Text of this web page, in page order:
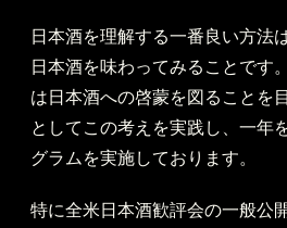
日本酒を理解する一番良い方法
日本酒を味わってみることです
は日本酒への啓蒙を図ることを
としてこの考えを実践し、一年
グラムを実施しております。
特に全米日本酒歓評会の一般公